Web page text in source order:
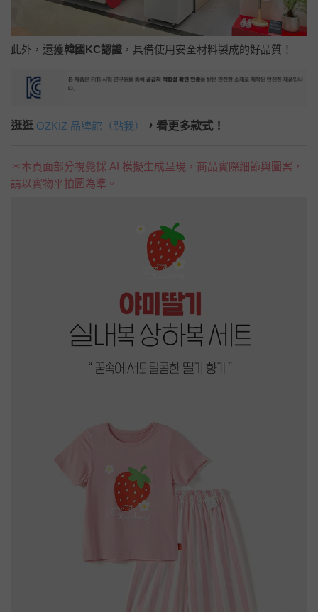
此外，還獲韓國KC認證 ，具備使用安全材料製成的好品質！
逛逛 OZKIZ 品牌館（點我） ，看更多款式！
＊本頁面部分視覺採 AI 模擬生成呈現，商品實際細節與圖案，
請以實物平拍圖為準。